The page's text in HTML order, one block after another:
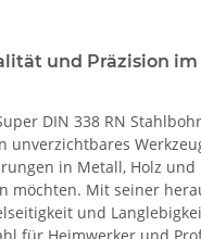
und Präzision
DIN 338 RN
unverzichtbares
in Metall, Holz
möchten. Mit seiner
und